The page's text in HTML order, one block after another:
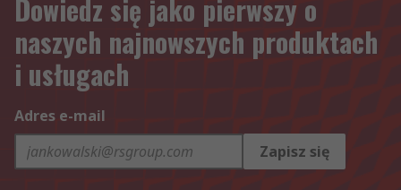
Dowiedz się jako pierwszy o
naszych najnowszych produktach
i usługach
Adres e-mail
Zapisz się